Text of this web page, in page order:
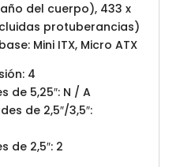
del cuerpo), 433 x
protuberancias)
Mini ITX, Micro ATX
4
de 5,25″: N / A
de 2,5″/3,5″:
de 2,5″: 2